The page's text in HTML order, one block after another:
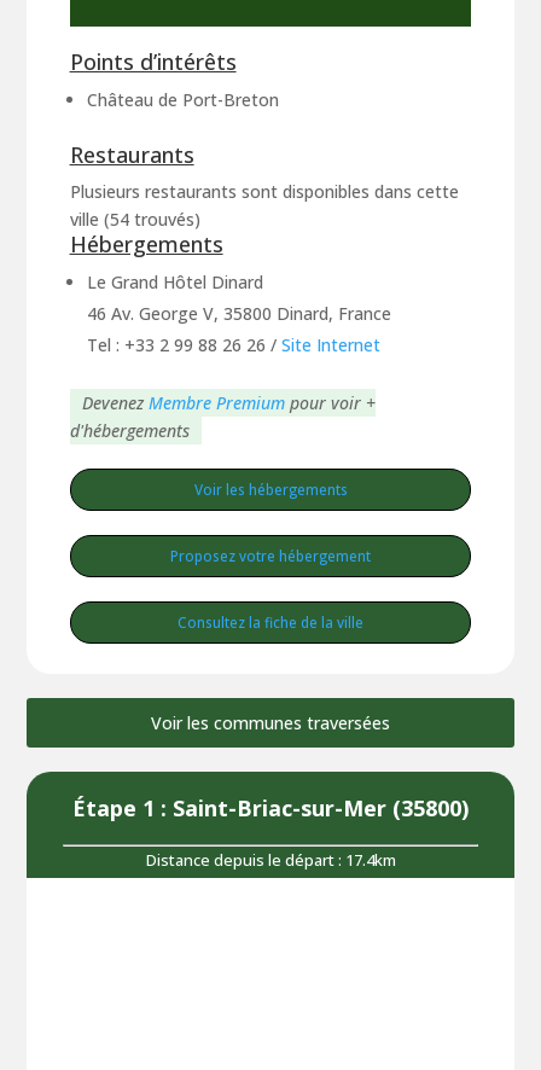
Points d’intérêts
Château de Port-Breton
Restaurants
Plusieurs restaurants sont disponibles dans cette
ville (54 trouvés)
Hébergements
Le Grand Hôtel Dinard
46 Av. George V, 35800 Dinard, France
Tel : +33 2 99 88 26 26 / Site Internet
Devenez Membre Premiumpour voir +
d'hébergements
Voir les hébergements
Proposez votre hébergement
Consultez la fiche de la ville
Voir les communes traversées
Étape 1 : Saint-Briac-sur-Mer (35800)
Distance depuis le départ : 17.4km